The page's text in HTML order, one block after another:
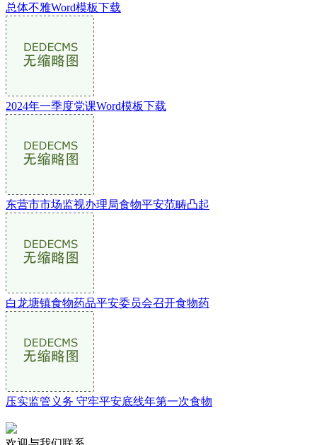
总体不雅Word模板下载
2024年一季度党课Word模板下载
东营市市场监视办理局食物平安范畴凸起
白龙塘镇食物药品平安委员会召开食物药
压实监管义务 守牢平安底线年第一次食物